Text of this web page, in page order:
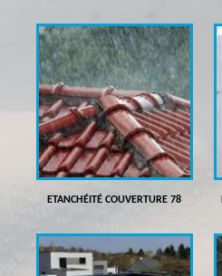
ETANCHÉITÉ COUVERTURE 78